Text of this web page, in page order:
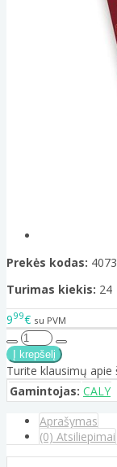
Prekės kodas:
Turimas kiekis: 24
999€ su PVM
Turite klausimų apie
Gamintojas: CALY
Aprašymas
(0) Atsiliepimai